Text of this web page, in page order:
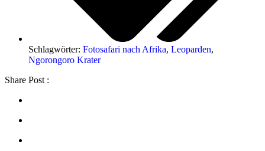
Schlagwörter: Fotosafari nach Afrika, Leoparden,
Ngorongoro Krater
Share Post :